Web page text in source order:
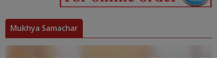
Mukhya Samachar